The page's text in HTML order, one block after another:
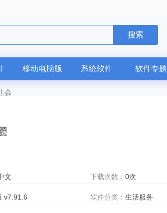
搜索
移动电脑版 系统软件 软件专题
会
文 下载次数： 0次
v7.91.6 软件分类： 生活服务